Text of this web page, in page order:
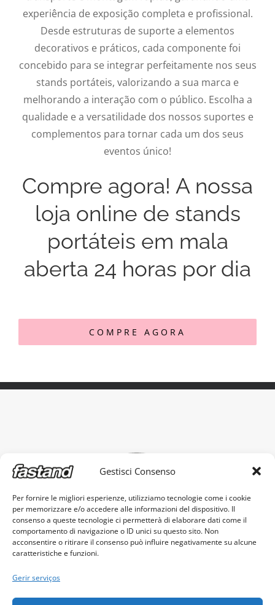
Gestisci Consenso
Per fornire le migliori esperienze, utilizziamo tecnologie come i cookie
per memorizzare e/o accedere alle informazioni del dispositivo. Il
consenso a queste tecnologie ci permetterà di elaborare dati come il
comportamento di navigazione o ID unici su questo sito. Non
acconsentire o ritirare il consenso può influire negativamente su alcune
caratteristiche e funzioni.
Gerir serviços
experiência de exposição completa e profissional.
Desde estruturas de suporte a elementos
decorativos e práticos, cada componente foi
concebido para se integrar perfeitamente nos seus
stands portáteis, valorizando a sua marca e
melhorando a interação com o público. Escolha a
qualidade e a versatilidade dos nossos suportes e
complementos para tornar cada um dos seus
eventos único!
Compre agora! A nossa
loja online de stands
portáteis em mala
aberta 24 horas por dia
COMPRE AGORA
O suporte portátil original, fabricado em Itália.